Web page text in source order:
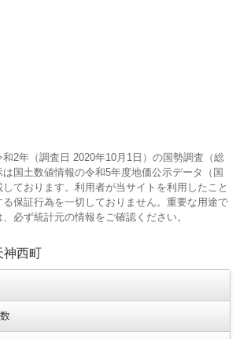
2年（調査日 2020年10月1日）の国勢調査（総
国土数値情報の令和5年度地価公示データ（国
ております。利用者が当サイトを利用したこと
保証行為を一切しておりません。重要な用途で
必ず統計元の情報をご確認ください。
神西町